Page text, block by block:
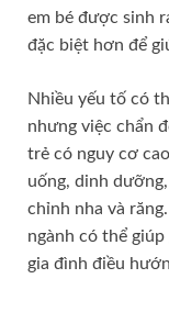
em bé được sinh
đặc biệt hơn để
Nhiều yếu tố có
nhưng việc chẩn
trẻ có nguy cơ
uống, dinh
chỉnh nha và
ngành có thể
gia đình điều